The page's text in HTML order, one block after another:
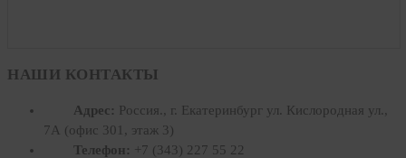
НАШИ КОНТАКТЫ
Адрес: Россия., г. Екатеринбург ул. Кислородная ул.,
7А (офис 301, этаж 3)
Телефон: +7 (343) 227 55 22